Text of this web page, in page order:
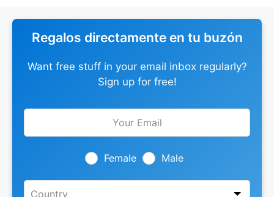
Regalos directamente en tu buzón
Want free stuff in your email inbox regularly?
Sign up for free!
Leave
Female Male